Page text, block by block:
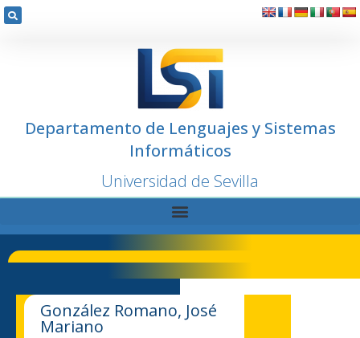
Departamento de Lenguajes y Sistemas
Informáticos
Universidad de Sevilla
González Romano, José
Mariano